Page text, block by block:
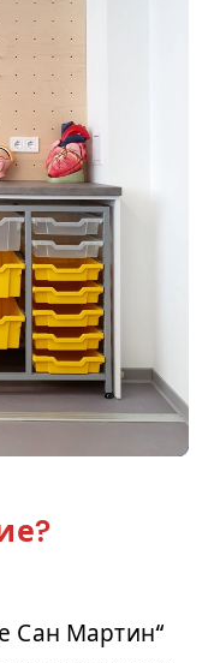
Сан Мартин“